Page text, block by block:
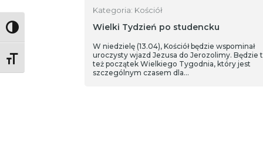
Toggle High Contrast
Toggle Font size
Kategoria: Kościół
Wielki Tydzień po studencku
W niedzielę (13.04), Kościół będzie wspominał
uroczysty wjazd Jezusa do Jerozolimy. Będzie
też początek Wielkiego Tygodnia, który jest
szczególnym czasem dla…